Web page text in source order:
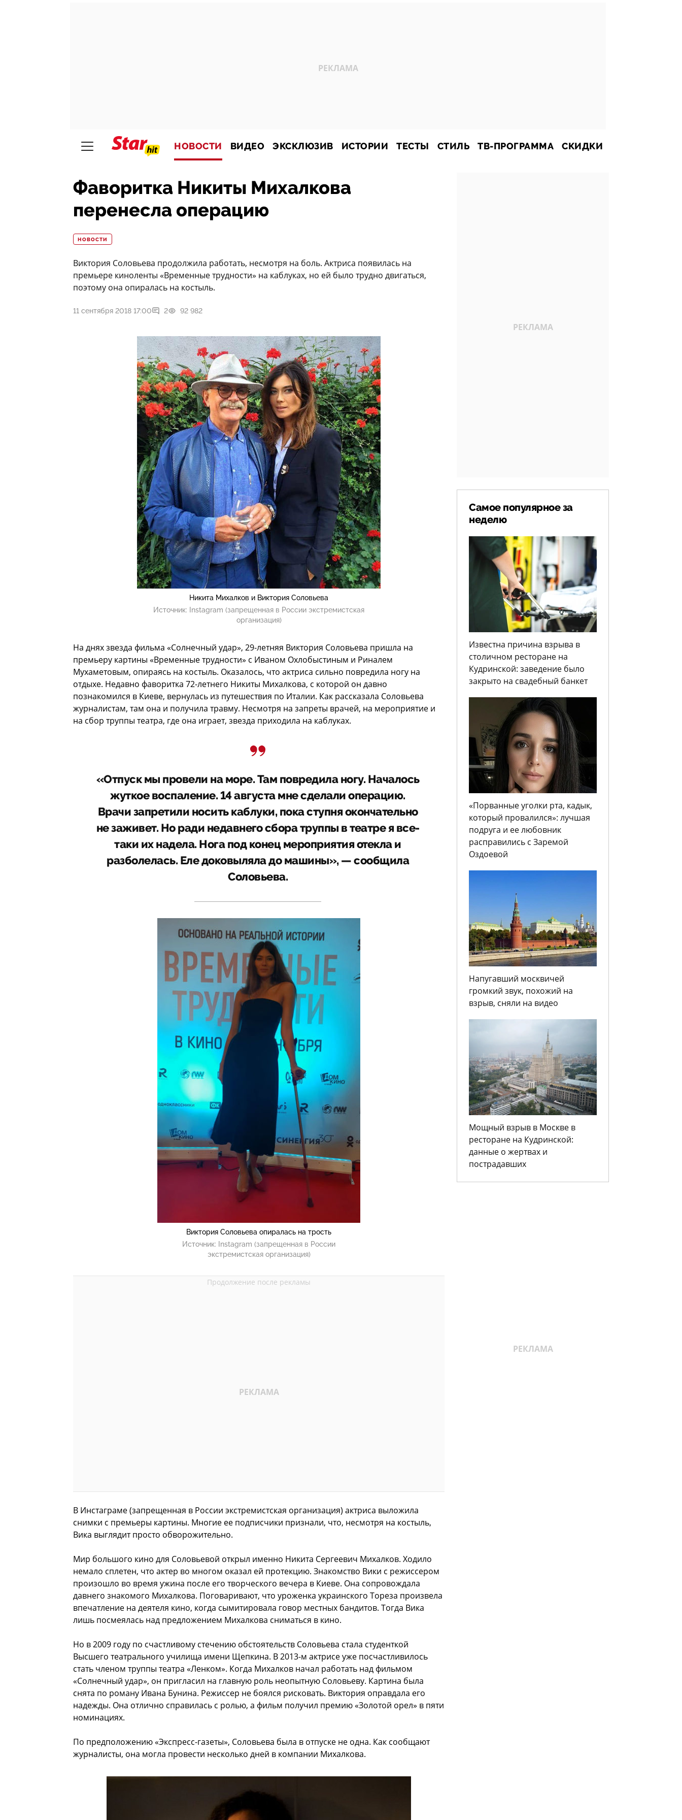
НОВОСТИ ВИДЕО ЭКСКЛЮЗИВ ИСТОРИИ ТЕСТЫ СТИЛЬ ТВ-ПРОГРАММА СКИДКИ
Фаворитка Никиты Михалкова
перенесла операцию
НОВОСТИ
Виктория Соловьева продолжила работать, несмотря на боль. Актриса появилась на
премьере киноленты «Временные трудности» на каблуках, но ей было трудно двигаться,
поэтому она опиралась на костыль.
11 сентября 2018 17:00 2 92 982
Никита Михалков и Виктория Соловьева
Источник:
Instagram (запрещенная в России экстремистская
организация)
На днях звезда фильма «Солнечный удар», 29-летняя Виктория Соловьева пришла на
премьеру картины «Временные трудности» с Иваном Охлобыстиным и Риналем
Мухаметовым, опираясь на костыль. Оказалось, что актриса сильно повредила ногу на
отдыхе. Недавно фаворитка 72-летнего Никиты Михалкова, с которой он давно
познакомился в Киеве, вернулась из путешествия по Италии. Как рассказала Соловьева
журналистам, там она и получила травму. Несмотря на запреты врачей, на мероприятие и
на сбор труппы театра, где она играет, звезда приходила на каблуках.
«Отпуск мы провели на море. Там повредила ногу. Началось
жуткое воспаление. 14 августа мне сделали операцию.
Врачи запретили носить каблуки, пока ступня окончательно
не заживет. Но ради недавнего сбора труппы в театре я все-
таки их надела. Нога под конец мероприятия отекла и
разболелась. Еле доковыляла до машины», — сообщила
Соловьева.
Виктория Соловьева опиралась на трость
Источник:
Instagram (запрещенная в России
экстремистская организация)
В Инстаграме (запрещенная в России экстремистская организация) актриса выложила
снимки с премьеры картины. Многие ее подписчики признали, что, несмотря на костыль,
Вика выглядит просто обворожительно.
Мир большого кино для Соловьевой открыл именно Никита Сергеевич Михалков. Ходило
немало сплетен, что актер во многом оказал ей протекцию. Знакомство Вики с режиссером
произошло во время ужина после его творческого вечера в Киеве. Она сопровождала
давнего знакомого Михалкова. Поговаривают, что уроженка украинского Тореза произвела
впечатление на деятеля кино, когда сымитировала говор местных бандитов. Тогда Вика
лишь посмеялась над предложением Михалкова сниматься в кино.
Но в 2009 году по счастливому стечению обстоятельств Соловьева стала студенткой
Высшего театрального училища имени Щепкина. В 2013-м актрисе уже посчастливилось
стать членом труппы театра «Ленком». Когда Михалков начал работать над фильмом
«Солнечный удар», он пригласил на главную роль неопытную Соловьеву. Картина была
снята по роману Ивана Бунина. Режиссер не боялся рисковать. Виктория оправдала его
надежды. Она отлично справилась с ролью, а фильм получил премию «Золотой орел» в пяти
номинациях.
По предположению «Экспресс-газеты», Соловьева была в отпуске не одна. Как сообщают
журналисты, она могла провести несколько дней в компании Михалкова.
Самое популярное за
неделю
Известна причина взрыва в
столичном ресторане на
Кудринской: заведение было
закрыто на свадебный банкет
«Порванные уголки рта, кадык,
который провалился»: лучшая
подруга и ее любовник
расправились с Заремой
Оздоевой
Напугавший москвичей
громкий звук, похожий на
взрыв, сняли на видео
Мощный взрыв в Москве в
ресторане на Кудринской:
данные о жертвах и
пострадавших